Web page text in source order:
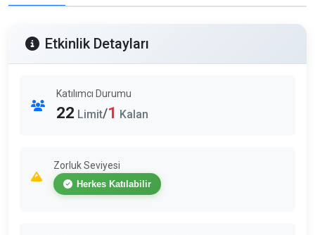
Etkinlik Detayları
Katılımcı Durumu
22 Limit/1 Kalan
Zorluk Seviyesi
Herkes Katılabilir